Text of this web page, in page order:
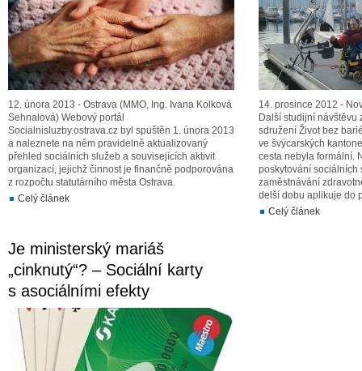
12. února 2013 - Ostrava (MMO, Ing. Ivana Kolková
Sehnalová) Webový portál
Socialnisluzby.ostrava.cz byl spuštěn 1. února 2013
a naleznete na něm pravidelně aktualizovaný
přehled sociálních služeb a souvisejících aktivit
organizací, jejichž činnost je finančně podporována
z rozpočtu statutárního města Ostrava.
Celý článek
14. prosince 2012 -
Další studijní návštěvu
sdružení Život bez
ve švýcarských
cesta nebyla formální.
poskytování sociálních
zaměstnávání
delší dobu aplikuje do
Celý článek
Je ministerský mariáš
„cinknutý“? – Sociální karty
s asociálními efekty